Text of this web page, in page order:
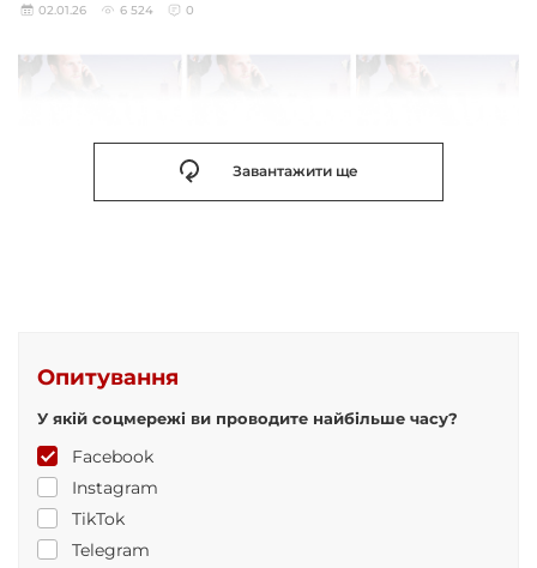
02.01.26 6 524 0
Завантажити ще
Опитування
У якій соцмережі ви проводите найбільше часу?
Facebook
Instagram
TikTok
Telegram